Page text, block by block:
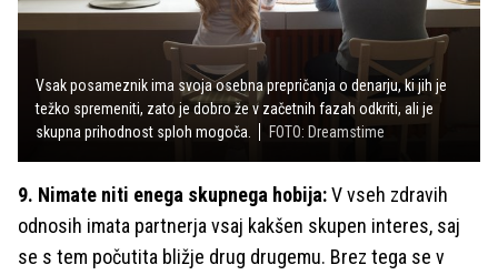
Vsak posameznik ima svoja osebna prepričanja o denarju, ki jih je
težko spremeniti, zato je dobro že v začetnih fazah odkriti, ali je
skupna prihodnost sploh mogoča.
FOTO: Dreamstime
9. Nimate niti enega skupnega hobija:V vseh zdravih
odnosih imata partnerja vsaj kakšen skupen interes, saj
se s tem počutita bližje drug drugemu. Brez tega se v